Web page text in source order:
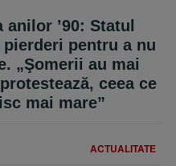
’90: Statul
pentru a nu
„Şomerii au mai
ceea ce
mai mare”
ACTUALITATE